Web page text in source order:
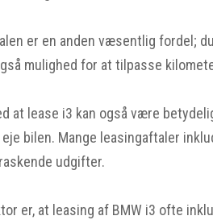
er en anden væsentlig fordel;
mulighed for at tilpasse
at lease i3 kan også være
bilen. Mange leasingaftaler
udgifter.
er, at leasing af BMW i3 ofte